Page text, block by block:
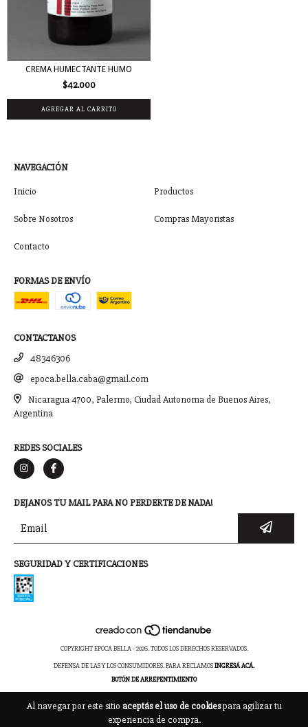
Al navegar por este sitio aceptás el uso de cookiespara agilizar tu
experiencia de compra.
CREMA HUMECTANTE HUMO
$42.000
NAVEGACIÓN
Inicio Productos
Sobre Nosotros Compras Mayoristas
Contacto
FORMAS DE ENVÍO
CONTACTANOS
48346306
epoca.bella.caba@gmail.com
Nicaragua 4700, Palermo, Ciudad Autonoma de Buenos Aires,
Argentina
REDES SOCIALES
DEJANOS TU MAIL PARA NO PERDERTE DE NADA!
SEGURIDAD Y CERTIFICACIONES
COPYRIGHT EPOCA BELLA - 2026. TODOS LOS DERECHOS RESERVADOS.
DEFENSA DE LAS Y LOS CONSUMIDORES. PARA RECLAMOSINGRESÁ ACÁ.
BOTÓN DE ARREPENTIMIENTO